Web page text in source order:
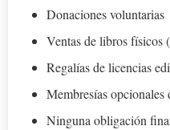
Donaciones voluntarias
Ventas de libros físicos
Regalías de licencias
Membresías opcionales
Ninguna obligación